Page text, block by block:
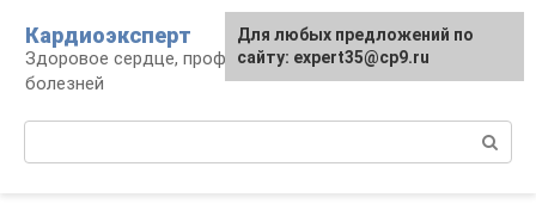
контенту
Кардиоэксперт
Здоровое сердце, профилактика и лечение
болезней
Для любых предложений по
сайту: expert35@cp9.ru